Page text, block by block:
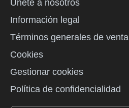
Únete a nosotros
Información legal
Términos generales de venta
Cookies
Gestionar cookies
Política de confidencialidad